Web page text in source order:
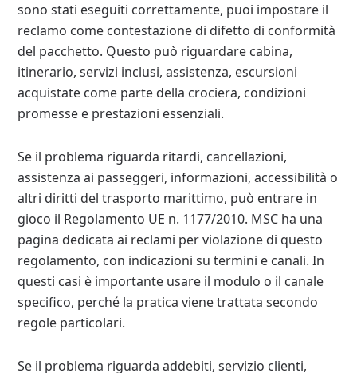
sono stati eseguiti correttamente, puoi impostare il
reclamo come contestazione di difetto di conformità
del pacchetto. Questo può riguardare cabina,
itinerario, servizi inclusi, assistenza, escursioni
acquistate come parte della crociera, condizioni
promesse e prestazioni essenziali.
Se il problema riguarda ritardi, cancellazioni,
assistenza ai passeggeri, informazioni, accessibilità o
altri diritti del trasporto marittimo, può entrare in
gioco il Regolamento UE n. 1177/2010. MSC ha una
pagina dedicata ai reclami per violazione di questo
regolamento, con indicazioni su termini e canali. In
questi casi è importante usare il modulo o il canale
specifico, perché la pratica viene trattata secondo
regole particolari.
Se il problema riguarda addebiti, servizio clienti,